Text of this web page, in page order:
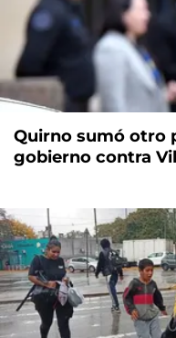
Quirno sumó otro
gobierno contra